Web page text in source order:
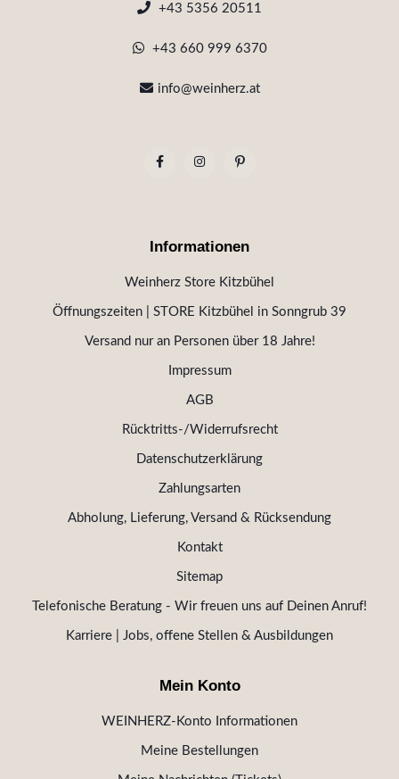
+43 5356 20511
+43 660 999 6370
info@weinherz.at
Informationen
Weinherz Store Kitzbühel
Öffnungszeiten | STORE Kitzbühel in Sonngrub 39
Versand nur an Personen über 18 Jahre!
Impressum
AGB
Rücktritts-/Widerrufsrecht
Datenschutzerklärung
Zahlungsarten
Abholung, Lieferung, Versand & Rücksendung
Kontakt
Sitemap
Telefonische Beratung - Wir freuen uns auf Deinen Anruf!
Karriere | Jobs, offene Stellen & Ausbildungen
Mein Konto
WEINHERZ-Konto Informationen
Meine Bestellungen